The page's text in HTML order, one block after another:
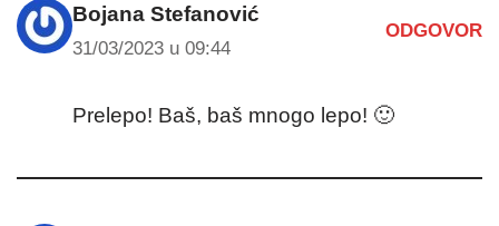
Bojana Stefanović
31/03/2023 u 09:44
ODGOVOR
Prelepo! Baš, baš mnogo lepo! 🙂